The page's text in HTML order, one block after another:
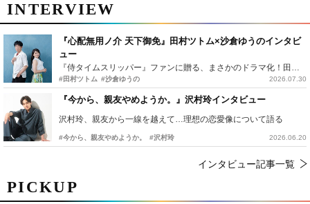
PICKUP
INTERVIEW
『心配無用ノ介 天下御免』田村ツトム×沙倉ゆうのインタビ
ュー
『侍タイムスリッパー』ファンに贈る、まさかのドラマ化！田村ツトム×沙倉ゆうのが語る『心配無用ノ介』撮影秘話
#田村ツトム #沙倉ゆうの 2026.07.30
『今から、親友やめようか。』沢村玲インタビュー
沢村玲、親友から一線を越えて…理想の恋愛像について語る
#今から、親友やめようか。 #沢村玲 2026.06.20
インタビュー記事一覧